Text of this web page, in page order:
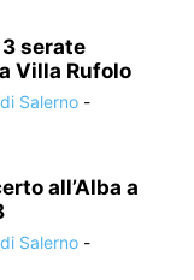
serate
Villa Rufolo
Salerno -
all’Alba a
Salerno -